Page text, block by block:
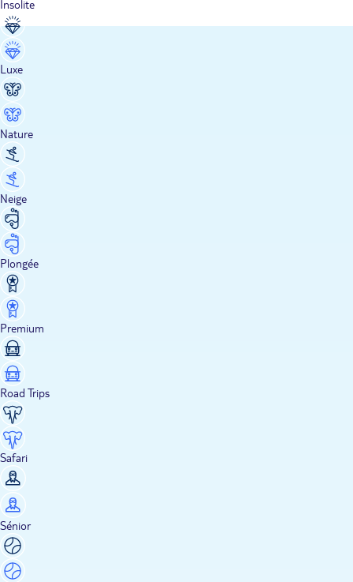
Insolite
Luxe
Nature
Neige
Plongée
Premium
Road Trips
Safari
Sénior